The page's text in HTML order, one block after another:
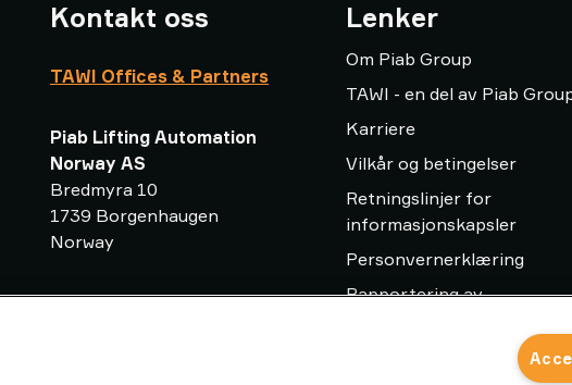
Kontakt oss
TAWI Offices & Partners
Piab Lifting Automation
Norway AS
Bredmyra 10
1739 Borgenhaugen
Norway
info-no@piab.com
Lenker
Om Piab Group
TAWI - en del av Piab
Karriere
Vilkår og betingelser
Retningslinjer for
informasjonskapsler
Personvernerklæring
Rapportering av
Ordliste for vakuumløftere